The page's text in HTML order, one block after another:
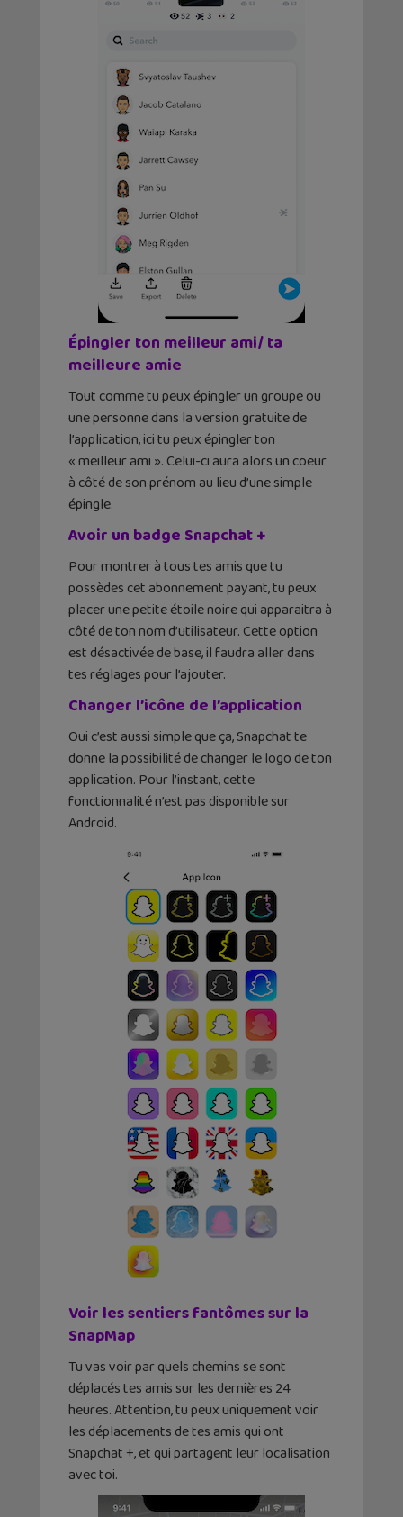
Épingler ton meilleur ami/ ta
meilleure amie
Tout comme tu peux épingler un groupe ou
une personne dans la version gratuite de
l’application, ici tu peux épingler ton
« meilleur ami ». Celui-ci aura alors un coeur
à côté de son prénom au lieu d’une simple
épingle.
Avoir un badge Snapchat +
Pour montrer à tous tes amis que tu
possèdes cet abonnement payant, tu peux
placer une petite étoile noire qui apparaitra à
côté de ton nom d’utilisateur. Cette option
est désactivée de base, il faudra aller dans
tes réglages pour l’ajouter.
Changer l’icône de l’application
Oui c’est aussi simple que ça, Snapchat te
donne la possibilité de changer le logo de ton
application. Pour l’instant, cette
fonctionnalité n’est pas disponible sur
Android.
Voir les sentiers fantômes sur la
SnapMap
Tu vas voir par quels chemins se sont
déplacés tes amis sur les dernières 24
heures. Attention, tu peux uniquement voir
les déplacements de tes amis qui ont
Snapchat +, et qui partagent leur localisation
avec toi.